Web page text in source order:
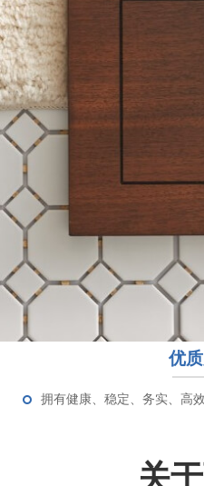
优
拥有健康、稳定、务实、高
关